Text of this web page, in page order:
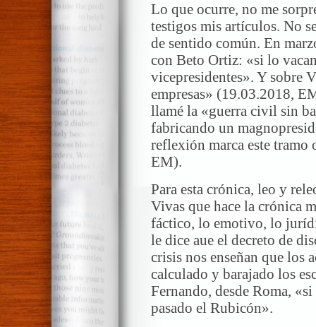
Lo que ocurre, no me
testigos mis artículos. No
de sentido común. En
con Beto Ortiz: «si lo
vicepresidentes». Y sobre
empresas» (19.03.2018,
llamé la «guerra civil sin
fabricando un
reflexión marca este tramo
EM).
Para esta crónica, leo y
Vivas que hace la crónica
fáctico, lo emotivo, lo
le dice aue el decreto de
crisis nos enseñan que los
calculado y barajado los
Fernando, desde Roma,
pasado el Rubicón».